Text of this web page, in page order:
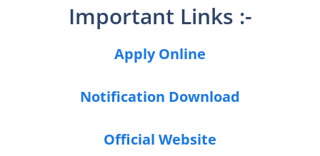
Important Links :-
Apply Online
Notification Download
Official Website